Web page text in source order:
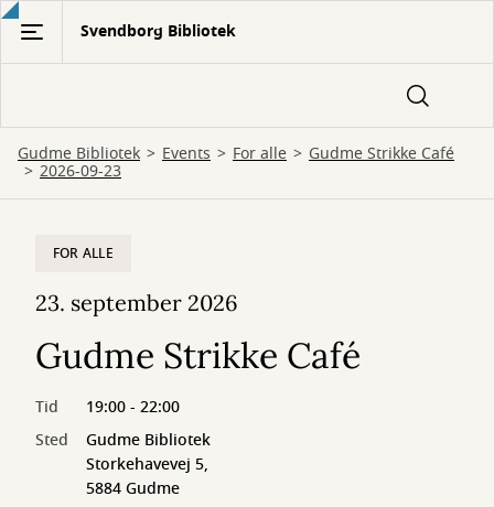
Gå
hovedindhold
Svendborg Bibliotek
Gudme Bibliotek Events For alle Gudme Strikke Café
2026-09-23
FOR ALLE
23. september 2026
Gudme Strikke Café
Tid
19:00 - 22:00
Sted
Gudme Bibliotek
Storkehavevej 5,
5884 Gudme